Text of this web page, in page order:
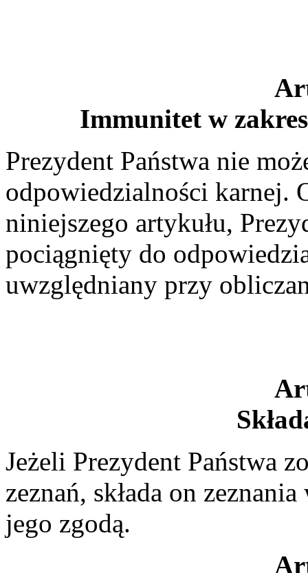
Immunitet w
Prezydent Państwa nie
odpowiedzialności karnej.
niniejszego artykułu,
pociągnięty do
uwzględniany przy
Jeżeli Prezydent Państwa
zeznań, składa on
jego zgodą.